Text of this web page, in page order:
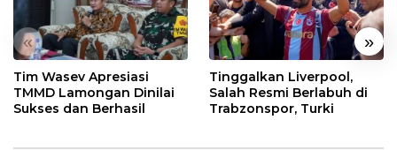
« »
Tim Wasev Apresiasi
TMMD Lamongan Dinilai
Sukses dan Berhasil
Tinggalkan Liverpool,
Salah Resmi Berlabuh di
Trabzonspor, Turki